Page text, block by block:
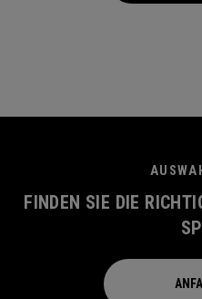
FINDEN SIE DIE